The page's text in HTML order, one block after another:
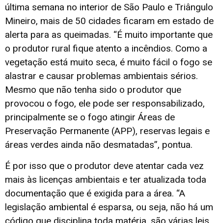
última semana no interior de São Paulo e Triângulo
Mineiro, mais de 50 cidades ficaram em estado de
alerta para as queimadas. “É muito importante que
o produtor rural fique atento a incêndios. Como a
vegetação está muito seca, é muito fácil o fogo se
alastrar e causar problemas ambientais sérios.
Mesmo que não tenha sido o produtor que
provocou o fogo, ele pode ser responsabilizado,
principalmente se o fogo atingir Áreas de
Preservação Permanente (APP), reservas legais e
áreas verdes ainda não desmatadas”, pontua.
É por isso que o produtor deve atentar cada vez
mais às licenças ambientais e ter atualizada toda
documentação que é exigida para a área. “A
legislação ambiental é esparsa, ou seja, não há um
código que disciplina toda matéria, são várias leis